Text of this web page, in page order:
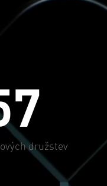
družstev